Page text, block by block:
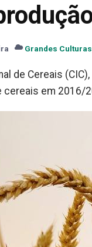
Grandes Culturas
de Cereais
cereais em 2016/